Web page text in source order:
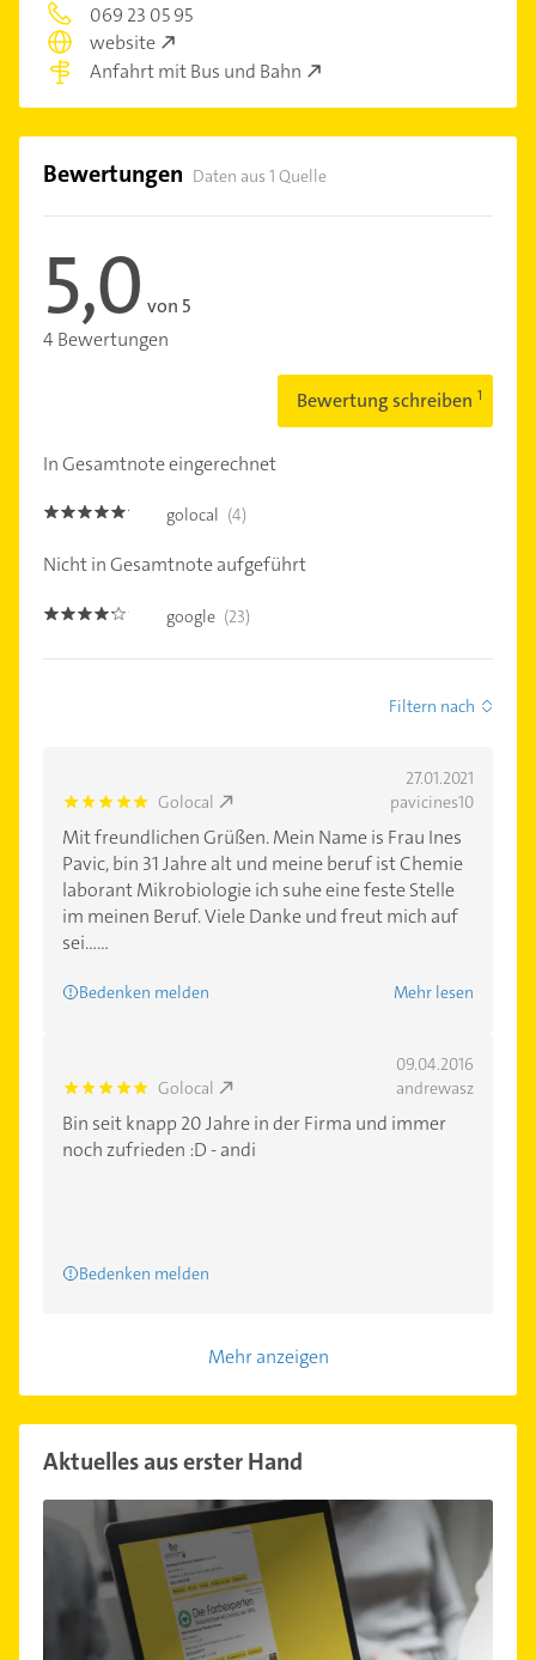
069 23 05 95
website
Anfahrt mit Bus und Bahn
Bewertungen Daten aus 1 Quelle
5,0 von 5
4 Bewertungen
Bewertung schreiben
In Gesamtnote eingerechnet
5.0 golocal (4)
Nicht in Gesamtnote aufgeführt
4.1 google (23)
Filtern nach
27.01.2021
5.0 Golocal pavicines10
Mit freundlichen Grüßen. Mein Name is Frau Ines
Pavic, bin 31 Jahre alt und meine beruf ist Chemie
laborant Mikrobiologie ich suhe eine feste Stelle
im meinen Beruf. Viele Danke und freut mich auf
sei......
Bedenken melden Mehr lesen
09.04.2016
5.0 Golocal andrewasz
Bin seit knapp 20 Jahre in der Firma und immer
noch zufrieden :D - andi
Bedenken melden
Mehr anzeigen
Aktuelles aus erster Hand